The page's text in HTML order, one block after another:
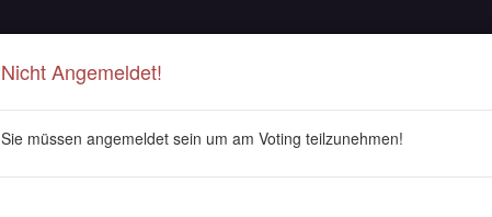
Nicht Angemeldet!
Sie müssen angemeldet sein um am Voting teilzunehmen!